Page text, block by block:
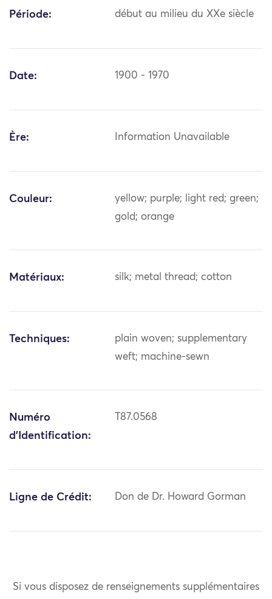
Période: début au milieu du XXe siècle
Date: 1900 - 1970
Ère: Information Unavailable
Couleur:
yellow; purple; light red; green;
gold; orange
Matériaux: silk; metal thread; cotton
Techniques:
plain woven; supplementary
weft; machine-sewn
Numéro
d'Identification:
T87.0568
Ligne de Crédit: Don de Dr. Howard Gorman
Si vous disposez de renseignements supplémentaires